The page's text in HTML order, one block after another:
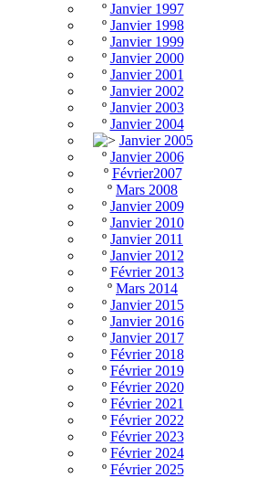
º Janvier 1997
º Janvier 1998
º Janvier 1999
º Janvier 2000
º Janvier 2001
º Janvier 2002
º Janvier 2003
º Janvier 2004
Janvier 2005
º Janvier 2006
º Février2007
º Mars 2008
º Janvier 2009
º Janvier 2010
º Janvier 2011
º Janvier 2012
º Février 2013
º Mars 2014
º Janvier 2015
º Janvier 2016
º Janvier 2017
º Février 2018
º Février 2019
º Février 2020
º Février 2021
º Février 2022
º Février 2023
º Février 2024
º Février 2025